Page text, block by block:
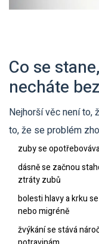
Co se
necháte
Nejhorší věc není to,
to, že se problém
zuby se
dásně se začnou
ztráty zubů
bolesti hlavy a krku
nebo migréně
žvýkání se stává